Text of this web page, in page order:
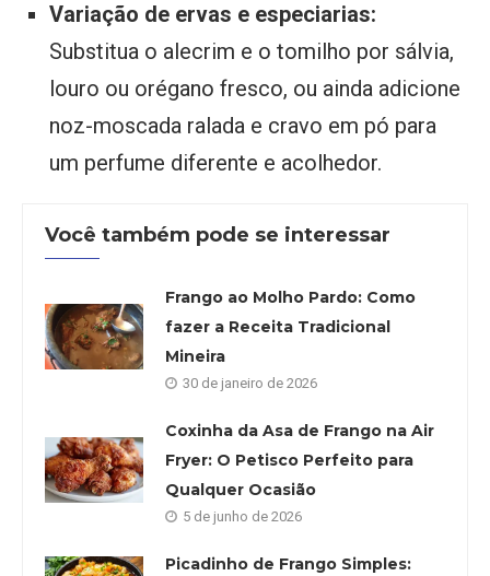
Variação de ervas e especiarias:
Substitua o alecrim e o tomilho por sálvia,
louro ou orégano fresco, ou ainda adicione
noz-moscada ralada e cravo em pó para
um perfume diferente e acolhedor.
Você também pode se interessar
Frango ao Molho Pardo: Como
fazer a Receita Tradicional
Mineira
30 de janeiro de 2026
Coxinha da Asa de Frango na Air
Fryer: O Petisco Perfeito para
Qualquer Ocasião
5 de junho de 2026
Picadinho de Frango Simples: